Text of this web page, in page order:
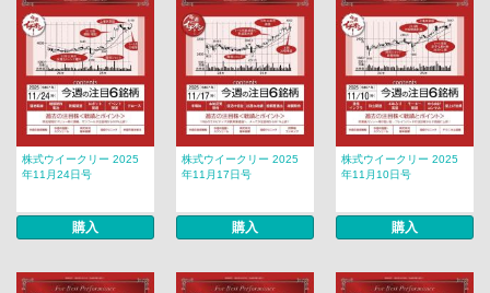
株式ウイークリー 2025
年11月24日号
購入
株式ウイークリー 2025
年11月17日号
購入
株式ウイークリー 2025
年11月10日号
購入